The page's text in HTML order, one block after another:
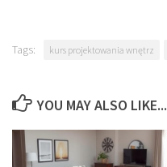
Tags: kurs projektowania wnętrz
YOU MAY ALSO LIKE...